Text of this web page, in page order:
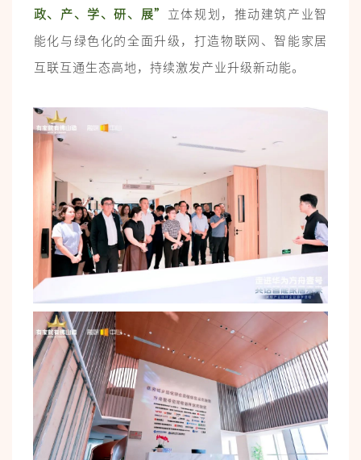
政、产、学、研、展” 立体规划，推动建筑产业智
能化与绿色化的全面升级，打造物联网、智能家居
互联互通生态高地，持续激发产业升级新动能。